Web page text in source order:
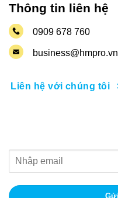
Thông tin liên hệ
0909 678 760
business@hmpro.vn
Liên hệ với chúng tôi